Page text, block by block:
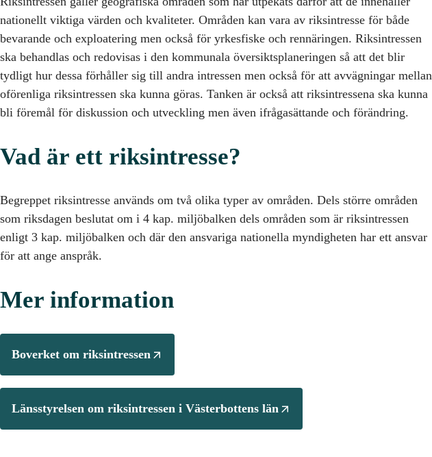
nationellt viktiga värden och kvaliteter. Områden kan vara av riksintresse för både
bevarande och exploatering men också för yrkesfiske och rennäringen. Riksintressen
ska behandlas och redovisas i den kommunala översiktsplaneringen så att det blir
tydligt hur dessa förhåller sig till andra intressen men också för att avvägningar mellan
oförenliga riksintressen ska kunna göras. Tanken är också att riksintressena ska kunna
bli föremål för diskussion och utveckling men även ifrågasättande och förändring.
Vad är ett riksintresse?
Begreppet riksintresse används om två olika typer av områden. Dels större områden
som riksdagen beslutat om i 4 kap. miljöbalken dels områden som är riksintressen
enligt 3 kap. miljöbalken och där den ansvariga nationella myndigheten har ett ansvar
för att ange anspråk.
Mer information
Boverket om riksintressen
Länsstyrelsen om riksintressen i Västerbottens län